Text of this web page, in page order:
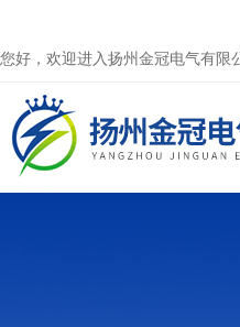
您好，欢迎进入扬州金冠电气有限